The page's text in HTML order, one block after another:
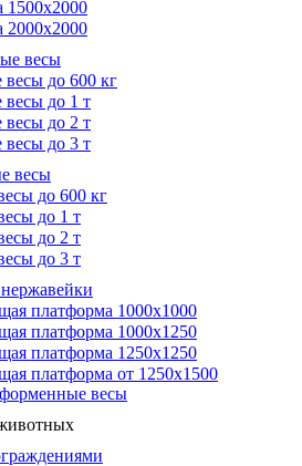
1500х2000
2000х2000
весы
до 600 кг
до 1 т
до 2 т
до 3 т
весы
до 600 кг
до 1 т
до 2 т
до 3 т
платформа 1000х1000
платформа 1000х1250
платформа 1250х1250
платформа от 1250х1500
весы